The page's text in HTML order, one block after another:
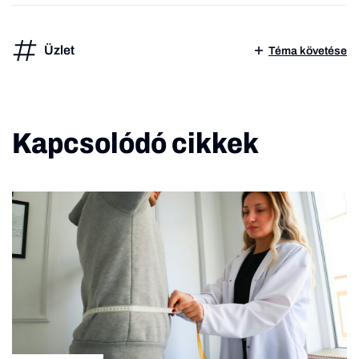
Üzlet Téma követése
Kapcsolódó cikkek